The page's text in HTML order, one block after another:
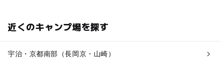
近くのキャンプ場を探す
宇治・京都南部（長岡京・山崎）